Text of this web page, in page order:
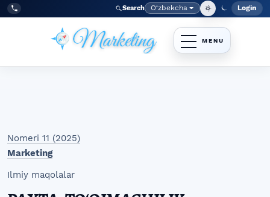
Skip to main navigation menu
Skip to main content
Skip to site footer
Tel:
+998977838464 Search Language
O‘zbekcha Login
Nomeri 11 (2025)
Marketing
Ilmiy maqolalar